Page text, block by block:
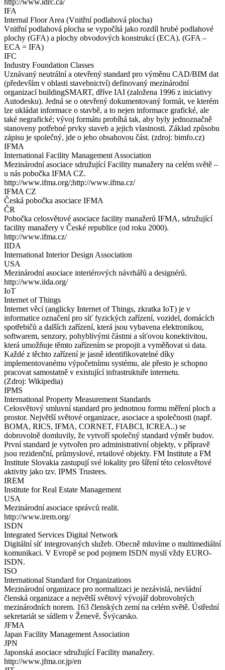
IFA
Internal Floor Area (Vnitřní podlahová plocha)
Vnitřní podlahová plocha se vypočítá jako rozdíl hrubé podlahové
plochy (GFA) a plochy obvodových konstrukcí (ECA). (GFA –
ECA = IFA)
IFC
Industry Foundation Classes
Uznávaný neutrální a otevřený standard pro výměnu CAD/BIM dat
(především v oblasti stavebnictví) definovaný mezinárodní
organizací buildingSMART, dříve IAI (založena 1996 z iniciativy
Autodesku). Jedná se o otevřený dokumentovaný formát, ve kterém
lze ukládat informace o stavbě, a to nejen informace grafické, ale
také negrafické; vývoj formátu probíhá tak, aby byly jednoznačně
stanoveny potřebné prvky staveb a jejich vlastnosti. Základ způsobu
zápisu je společný, jde o jeho obsahovou část. (zdroj: bimfo.cz)
IFMA
International Facility Management Association
Mezinárodní asociace sdružující Facility manažery na celém světě –
u nás pobočka IFMA CZ.
http://www.ifma.org/;http://www.ifma.cz/
IFMA CZ
Česká pobočka asociace IFMA
ČR
Pobočka celosvětové asociace facility manažerů IFMA, sdružující
facility manažery v České republice (od roku 2000).
http://www.ifma.cz/
IIDA
International Interior Design Association
USA
Mezinárodní asociace interiérových návrhářů a designérů.
http://www.iida.org/
IoT
Internet of Things
Internet věcí (anglicky Internet of Things, zkratka IoT) je v
informatice označení pro síť fyzických zařízení, vozidel, domácích
spotřebičů a dalších zařízení, která jsou vybavena elektronikou,
softwarem, senzory, pohyblivými částmi a síťovou konektivitou,
která umožňuje těmto zařízením se propojit a vyměňovat si data.
Každé z těchto zařízení je jasně identifikovatelné díky
implementovanému výpočetnímu systému, ale přesto je schopno
pracovat samostatně v existující infrastruktuře internetu.
(Zdroj: Wikipedia)
IPMS
International Property Measurement Standards
Celosvětový smluvní standard pro jednotnou formu měření ploch a
prostor. Největší světové organizace, asociace a společnosti (např.
BOMA, RICS, IFMA, CORNET, FIABCI, ICREA..) se
dobrovolně domluvily, že vytvoří společný standard výměr budov.
První standard je vytvořen pro administrativní objekty, v přípravě
jsou rezidenční, průmyslové, retailové objekty. FM Institute a FM
Institute Slovakia zastupují své lokality pro šíření této celosvětové
aktivity jako tzv. IPMS Trustees.
IREM
Institute for Real Estate Management
USA
Mezinárodní asociace správců realit.
http://www.irem.org/
ISDN
Integrated Services Digital Network
Digitální síť integrovaných služeb. Obecně mluvíme o multimediální
komunikaci. V Evropě se pod pojmem ISDN myslí vždy EURO-
ISDN.
ISO
International Standard for Organizations
Mezinárodní organizace pro normalizaci je nezávislá, nevládní
členská organizace a největší světový vývojář dobrovolných
mezinárodních norem. 163 členských zemí na celém světě. Ústřední
sekretariát se sídlem v Ženevě, Švýcarsko.
JFMA
Japan Facility Management Association
JPN
Japonská asociace sdružující Facility manažery.
http://www.jfma.or.jp/en